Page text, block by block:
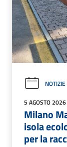
NOTIZIE
5 AGOSTO 2026
Milano
isola
per la